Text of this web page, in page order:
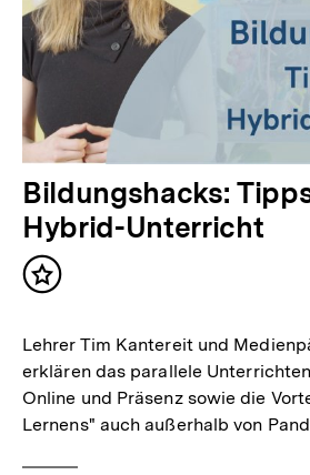
Bildungshacks:
Hybrid-Unterricht
Inhalt
Lehrer Tim Kantereit und
erklären das parallele
Online und Präsenz sowie die
Lernens" auch außerhalb von